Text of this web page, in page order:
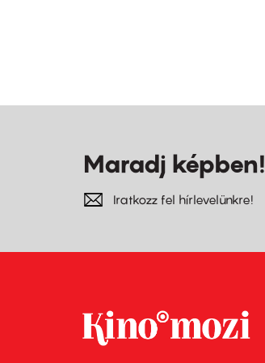
Maradj képben!
Iratkozz fel hírlevelünkre!